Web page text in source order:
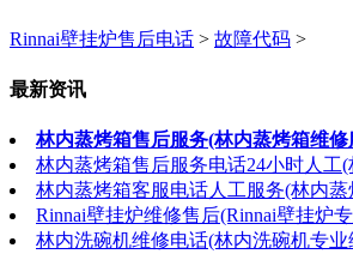
Rinnai壁挂炉售后电话 > 故障代码 >
最新资讯
林内蒸烤箱售后服务(林内蒸烤箱维
林内蒸烤箱售后服务电话24小时人工
林内蒸烤箱客服电话人工服务(林内
Rinnai壁挂炉维修售后(Rinnai壁挂炉
林内洗碗机维修电话(林内洗碗机专